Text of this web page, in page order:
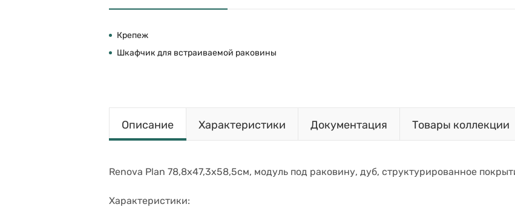
Крепеж
Шкафчик для встраиваемой раковины
Описание Характеристики Документация Товары коллекции
Renova Plan 78,8х47,3х58,5см, модуль под раковину, дуб, структурированное
Характеристики: